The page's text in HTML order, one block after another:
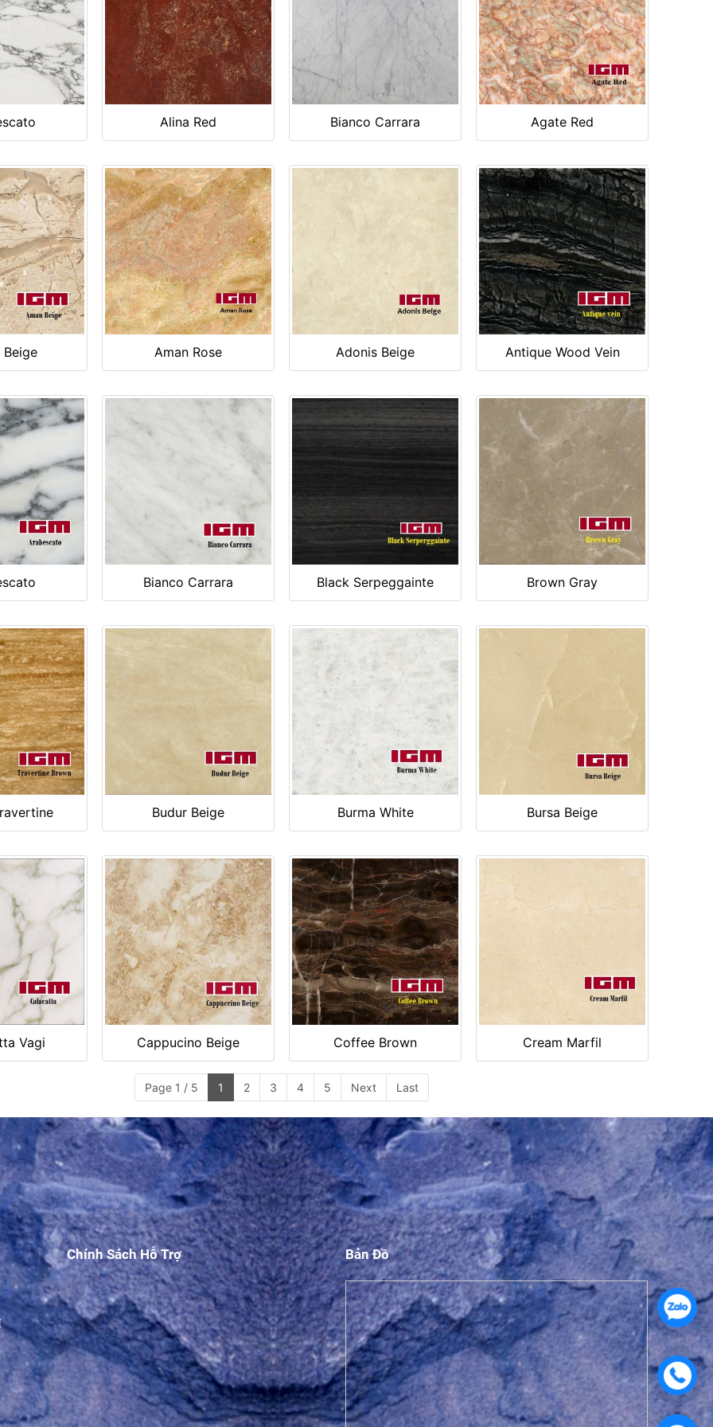
Alina Red Bianco Carrara Agate Red
Beige Aman Rose Adonis Beige Antique Wood Vein
Bianco Carrara Black Serpeggainte Brown Gray
Budur Beige Burma White Bursa Beige
Vagi Cappucino Beige Coffee Brown Cream Marfil
Page 1 / 5 1 2 3 4 5 Next Last
Chính Sách Hỗ Trợ Bản Đồ